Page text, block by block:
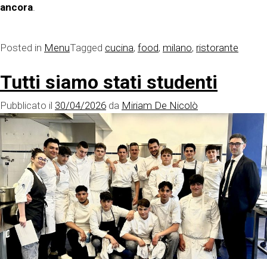
ancora
Posted in MenuTagged cucina, food, milano, ristorante
Tutti siamo stati studenti
Pubblicato il 30/04/2026 da Miriam De Nicolò